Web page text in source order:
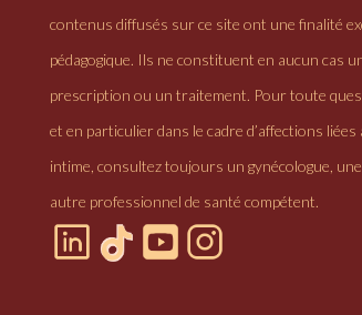
contenus diffusés sur ce site ont une finalité
pédagogique. Ils ne constituent en aucun cas
prescription ou un traitement. Pour toute
et en particulier dans le cadre d’affections
intime, consultez toujours un gynécologue,
autre professionnel de santé compétent.